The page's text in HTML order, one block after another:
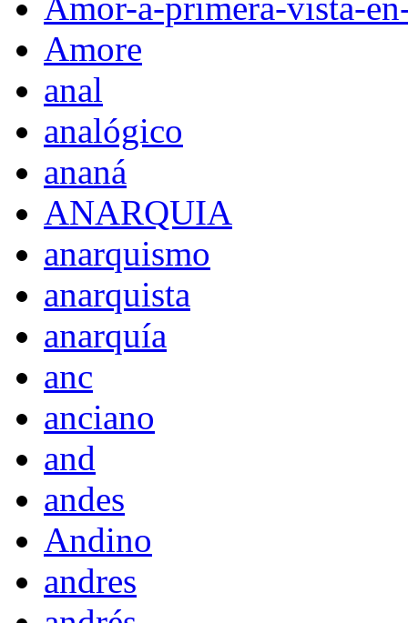
Amor-a-primera-vista-
Amore
anal
analógico
ananá
ANARQUIA
anarquismo
anarquista
anarquía
anc
anciano
and
andes
Andino
andres